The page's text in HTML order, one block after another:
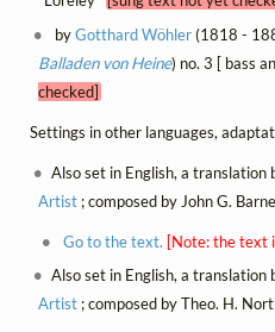
byGotthard Wöhler(1818 -
Balladen von Heine) no. 3 [ bass
checked]
Settings in other languages,
Also set in English, a translation
Artist; composed by John G.
Go to the text. [Note: the text
Also set in English, a translation
Artist; composed by Theo. H.